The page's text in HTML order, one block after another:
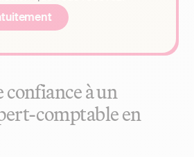
à un
comptable en